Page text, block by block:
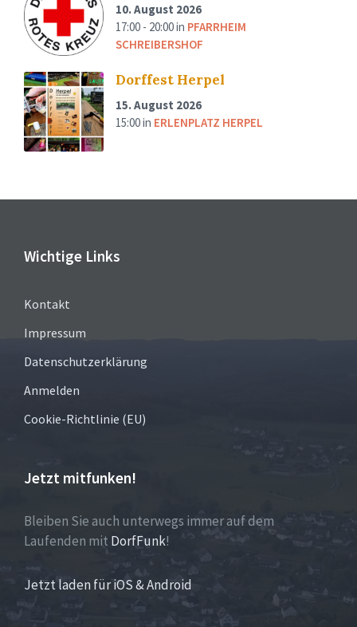
10. August 2026
17:00 - 20:00in PFARRHEIM
SCHREIBERSHOF
Dorffest Herpel
15. August 2026
15:00in ERLENPLATZ HERPEL
Wichtige Links
Kontakt
Impressum
Datenschutzerklärung
Anmelden
Cookie-Richtlinie (EU)
Jetzt mitfunken!
Bleiben Sie auch unterwegs immer auf dem
Laufenden mit DorfFunk!
Jetzt laden für iOS & Android